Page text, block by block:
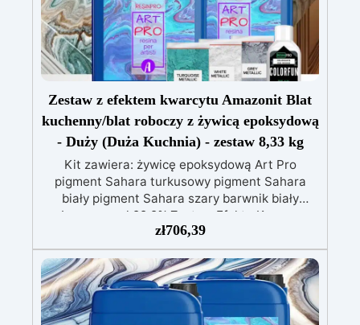
Zestaw z efektem kwarcytu Amazonit Blat
kuchenny/blat roboczy z żywicą epoksydową
- Duży (Duża Kuchnia) - zestaw 8,33 kg
Kit zawiera: żywicę epoksydową Art Pro
pigment Sahara turkusowy pigment Sahara
biały pigment Sahara szary barwnik biały
Izopropanol 99,9% Zestaw Efektu Kwarcu
Amazonitu do blatów kuchennych lub
powierzchni roboczych z żywicą epoksydową to
innowacyjne i estetycznie imponujące
rozwiązanie dla tych, którzy chcą przekształcić
swoje przestrzenie w wyrafinowany i wysokiej
jakości wygląd. Stworzony, aby naśladować
zł706,39